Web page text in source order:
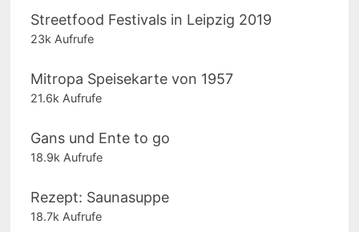
Streetfood Festivals in Leipzig 2019
23k Aufrufe
Mitropa Speisekarte von 1957
21.6k Aufrufe
Gans und Ente to go
18.9k Aufrufe
Rezept: Saunasuppe
18.7k Aufrufe